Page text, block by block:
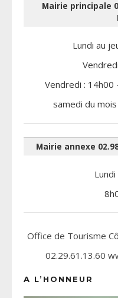
Mairie principale
Lundi au
Vendredi :
samedi du
Mairie annexe
Office de Tourisme
02.29.61.13.60
A L’HONNEUR